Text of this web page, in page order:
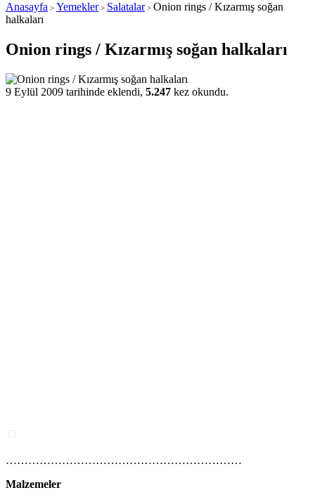
Anasayfa > Yemekler> Salatalar> Onion rings / Kızarmış soğan
halkaları
Onion rings / Kızarmış soğan halkaları
9 Eylül 2009 tarihinde eklendi, 5.247 kez okundu.
………………………………………………………
Malzemeler